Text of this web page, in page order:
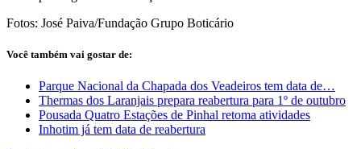
Fotos: José Paiva/Fundação Grupo Boticário
Você também vai gostar de:
Parque Nacional da Chapada dos Veadeiros tem data de…
Thermas dos Laranjais prepara reabertura para 1º de outubro
Pousada Quatro Estações de Pinhal retoma atividades
Inhotim já tem data de reabertura